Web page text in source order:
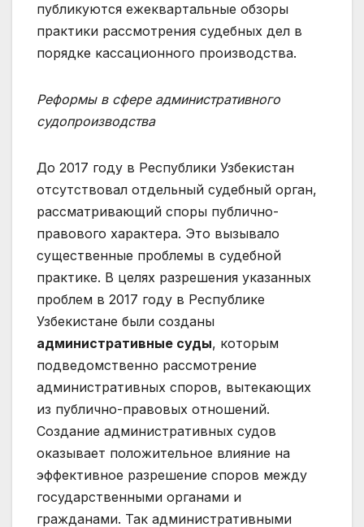
публикуются ежеквартальные обзоры
практики рассмотрения судебных дел в
порядке кассационного производства.
Реформы в сфере административного
судопроизводства
До 2017 году в Республики Узбекистан
отсутствовал отдельный судебный орган,
рассматривающий споры публично-
правового характера. Это вызывало
существенные проблемы в судебной
практике. В целях разрешения указанных
проблем в 2017 году в Республике
Узбекистане были созданы
административные суды, которым
подведомственно рассмотрение
административных споров, вытекающих
из публично-правовых отношений.
Создание административных судов
оказывает положительное влияние на
эффективное разрешение споров между
государственными органами и
гражданами. Так административными